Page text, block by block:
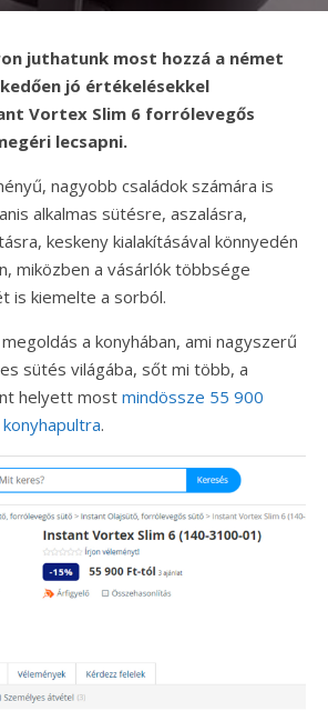
juthatunk most hozzá a német
jó értékelésekkel
Vortex Slim 6 forrólevegős
lecsapni.
nagyobb családok számára is
alkalmas sütésre, aszalásra,
keskeny kialakításával könnyedén
miközben a vásárlók többsége
is kiemelte a sorból.
a konyhában, ami nagyszerű
sütés világába, sőt mi több, a
helyett most mindössze 55 900
.